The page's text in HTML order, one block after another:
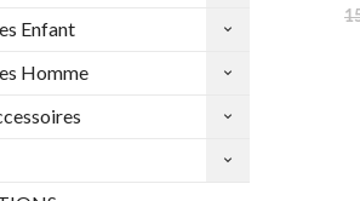
Enfant
Homme